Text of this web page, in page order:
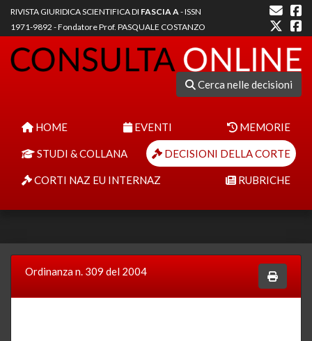
RIVISTA GIURIDICA SCIENTIFICA DI FASCIA A- ISSN
1971-9892 - Fondatore Prof. PASQUALE COSTANZO
Cerca nelle decisioni
HOME EVENTI MEMORIE
STUDI & COLLANA DECISIONI DELLA CORTE
CORTI NAZ EU INTERNAZ RUBRICHE
Ordinanza n. 309 del 2004